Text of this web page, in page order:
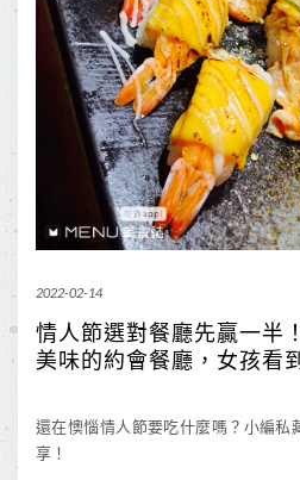
2022-02-14
情人節選對餐廳先贏一半
美味的約會餐廳，女孩看
還在懊惱情人節要吃什麼嗎？小編私
享！